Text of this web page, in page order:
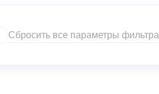
Сбросить все параметры фильтра